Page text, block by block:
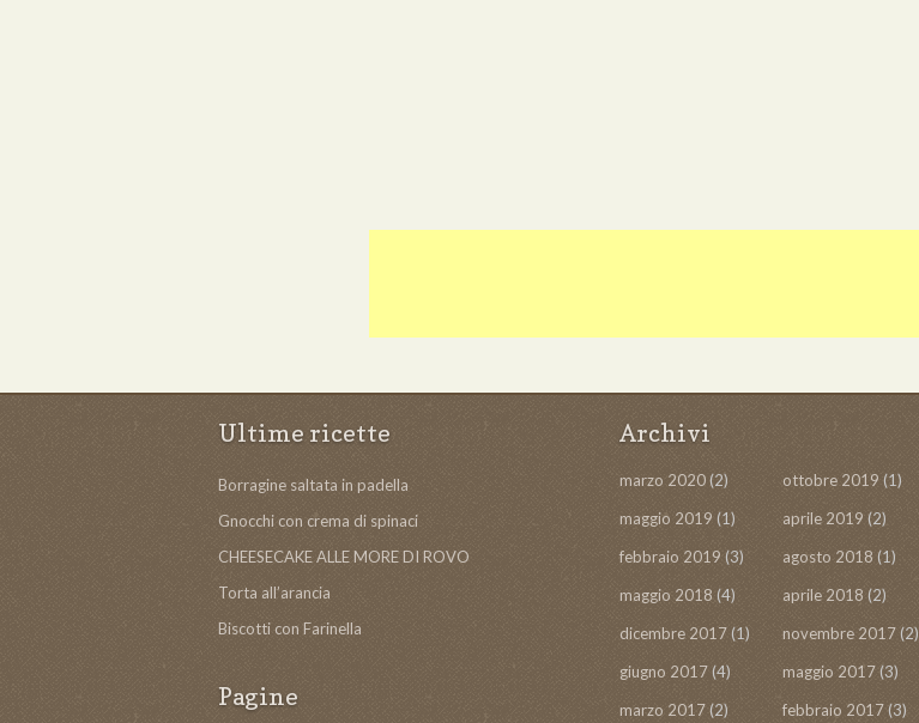
Ultime ricette
Borragine saltata in padella
Gnocchi con crema di spinaci
CHEESECAKE ALLE MORE DI ROVO
Torta all’arancia
Biscotti con Farinella
Pagine
Archivi
marzo 2020(2) ottobre 2019 (1)
maggio 2019 (1) aprile 2019 (2)
febbraio 2019 (3) agosto 2018 (1)
maggio 2018 (4) aprile 2018 (2)
dicembre 2017 (1) novembre 2017 (2)
giugno 2017 (4) maggio 2017 (3)
marzo 2017(2) febbraio 2017(3)